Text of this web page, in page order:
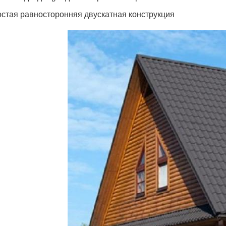
равносторонняя двускатная конструкция